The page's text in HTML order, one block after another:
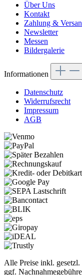
Über Uns
Kontakt
Zahlung &
Newsletter
Messen
Bildergalerie
Informationen
Datenschutz
Widerrufsrecht
Impressum
AGB
Alle Preise inkl.
ggf.